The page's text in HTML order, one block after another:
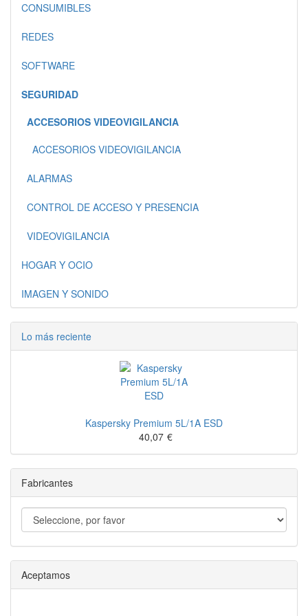
CONSUMIBLES
REDES
SOFTWARE
SEGURIDAD
ACCESORIOS VIDEOVIGILANCIA
ACCESORIOS VIDEOVIGILANCIA
ALARMAS
CONTROL DE ACCESO Y PRESENCIA
VIDEOVIGILANCIA
HOGAR Y OCIO
IMAGEN Y SONIDO
Lo más reciente
Kaspersky Premium 5L/1A ESD
40,07 €
Fabricantes
Aceptamos